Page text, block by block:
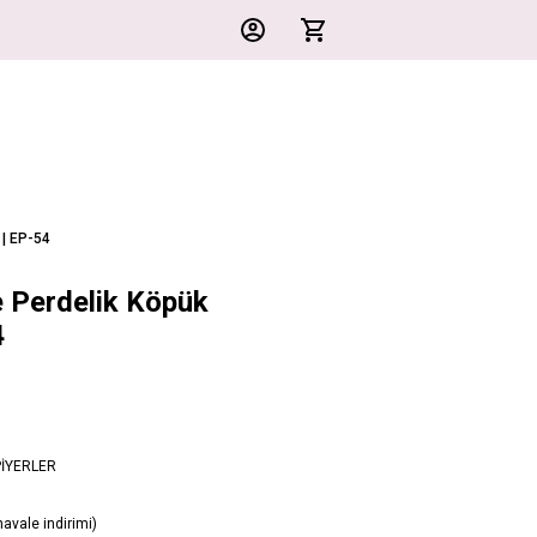
EP-54
Perdelik Köpük
indirimi)